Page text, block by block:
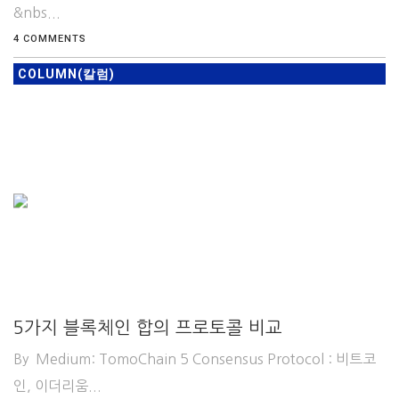
&nbs...
4 COMMENTS
COLUMN(칼럼)
5가지 블록체인 합의 프로토콜 비교
By Medium: TomoChain 5 Consensus Protocol : 비트코
인, 이더리움...